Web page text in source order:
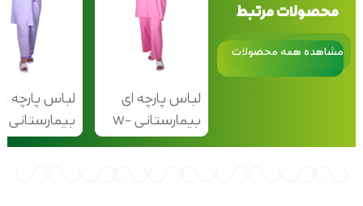
محصولات مرتبط
مشاهده همه محصولات
لباس پارچه ای
بیمارستانی W-
206
لباس پارچه
205